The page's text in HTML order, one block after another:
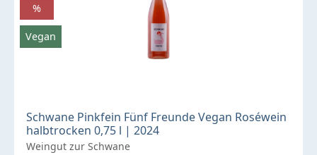
Schwane Pinkfein Fünf Freunde Vegan Roséwein
halbtrocken 0,75 l | 2024
Weingut zur Schwane
%
Vegan